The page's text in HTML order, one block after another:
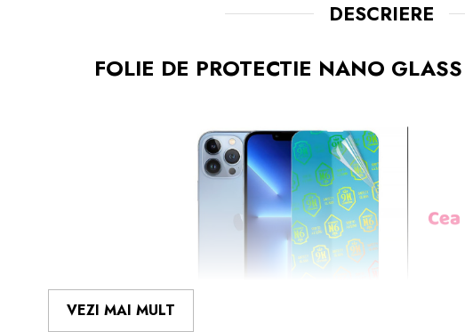
DESCRIERE
FOLIE DE PROTECTIE NANO
VEZI MAI MULT